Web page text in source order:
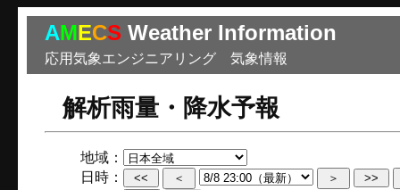
AMECS Weather Information
応用気象エンジニアリング 気象情報
解析雨量・降水予報
地域：
日時：